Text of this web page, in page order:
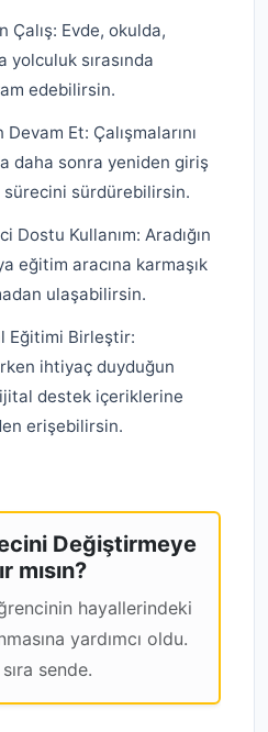
Çalış: Evde, okulda,
yolculuk sırasında
edebilirsin.
Devam Et: Çalışmalarını
daha sonra yeniden giriş
sürdürebilirsin.
Dostu Kullanım: Aradığın
eğitim aracına karmaşık
ulaşabilirsin.
Eğitimi Birleştir:
ihtiyaç duyduğun
destek içeriklerine
erişebilirsin.
Değiştirmeye
mısın?
hayallerindeki
yardımcı oldu.
sende.